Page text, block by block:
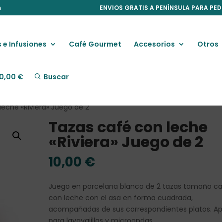
ENVIOS GRATIS A PENÍNSULA PARA
e Infusiones Café Gourmet Accesorios Otros
0,00 € Buscar
«Riviera» Juego de 2
Tazas café con leche
«Riviera» Juego de 2
10,00 €
Juego en porcelana blanca de 2 tazas tamaño
con leche con el asa en forma cuadrada,
acompañadas de sus correspondientes platos.